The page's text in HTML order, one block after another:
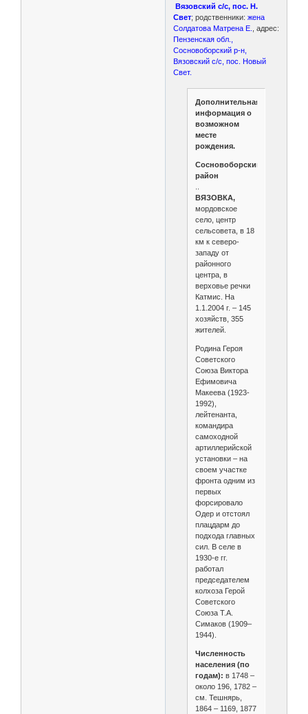
Вязовский с/с, пос. Н.
Свет; родственники:жена
Солдатова Матрена Е.
, адрес:
Пензенская обл.,
Сосновоборский р-н,
Вязовский с/с, пос. Новый
Свет.
Дополнительная
информация о
возможном
месте
рождения.
Сосновоборский
район
ВЯЗОВКА,
мордовское
село, центр
сельсовета, в 18
км к северо-
западу от
районного
центра, в
верховье речки
Катмис. На
1.1.2004 г. – 145
хозяйств, 355
жителей.
Родина Героя
Советского
Союза Виктора
Ефимовича
Макеева (1923-
1992),
лейтенанта,
командира
самоходной
артиллерийской
установки – на
своем участке
фронта одним из
первых
форсировало
Одер и отстоял
плацдарм до
подхода главных
сил. В селе в
1930-е гг.
работал
председателем
колхоза Герой
Советского
Союза Т.А.
Симаков (1909–
1944).
Численность
населения (по
годам): в 1748 –
около 196, 1782 –
см. Тешнярь,
1864 – 1169, 1877